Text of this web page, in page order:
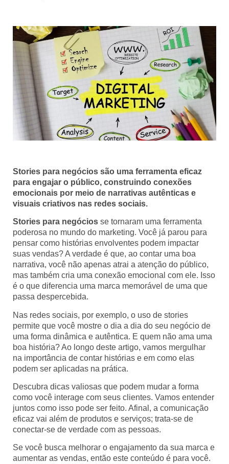
Stories para negócios são uma ferramenta eficaz
para engajar o público, construindo conexões
emocionais por meio de narrativas autênticas e
visuais criativos nas redes sociais.
Stories para negócios se tornaram uma ferramenta
poderosa no mundo do marketing. Você já parou para
pensar como histórias envolventes podem impactar
suas vendas? A verdade é que, ao contar uma boa
narrativa, você não apenas atrai a atenção do público,
mas também cria uma conexão emocional com ele. Isso
é o que diferencia uma marca memorável de uma que
passa despercebida.
Nas redes sociais, por exemplo, o uso de stories
permite que você mostre o dia a dia do seu negócio de
uma forma dinâmica e autêntica. E quem não ama uma
boa história? Ao longo deste artigo, vamos mergulhar
na importância de contar histórias e em como elas
podem ser aplicadas na prática.
Descubra dicas valiosas que podem mudar a forma
como você interage com seus clientes. Vamos entender
juntos como isso pode ser feito. Afinal, a comunicação
eficaz vai além de produtos e serviços; trata-se de
conectar-se de verdade com as pessoas.
Se você busca melhorar o engajamento da sua marca e
aumentar as vendas, então este conteúdo é para você.